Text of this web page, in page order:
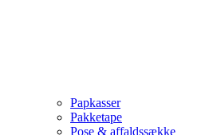
Papkasser
Pakketape
Pose & affaldssække